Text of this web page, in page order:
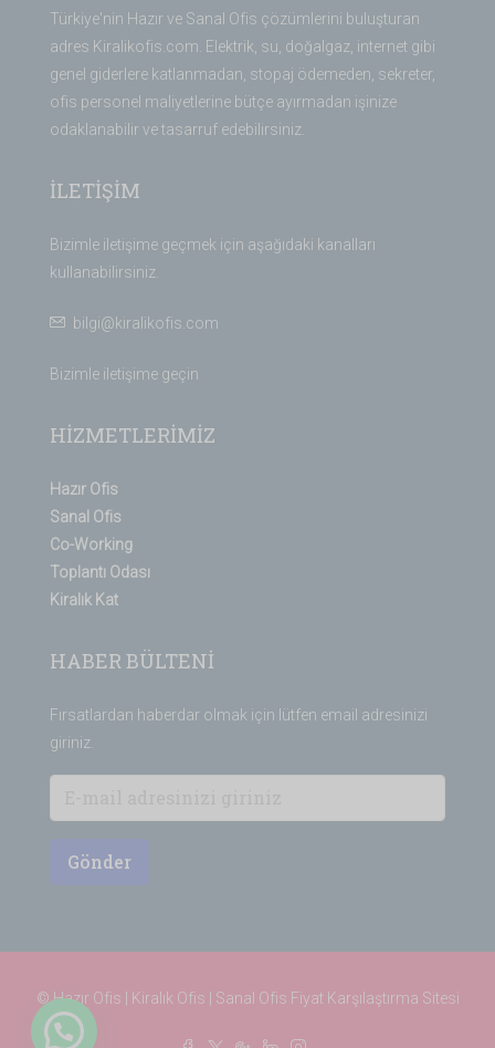
Türkiye'nin Hazır ve Sanal Ofis çözümlerini buluşturan
adres Kiralikofis.com. Elektrik, su, doğalgaz, internet gibi
genel giderlere katlanmadan, stopaj ödemeden, sekreter,
ofis personel maliyetlerine bütçe ayırmadan işinize
odaklanabilir ve tasarruf edebilirsiniz.
İLETİŞİM
Bizimle iletişime geçmek için aşağıdaki kanalları
kullanabilirsiniz.
bilgi@kiralikofis.com
Bizimle iletişime geçin
HİZMETLERİMİZ
Hazır Ofis
Sanal Ofis
Co-Working
Toplantı Odası
Kiralık Kat
HABER BÜLTENİ
Fırsatlardan haberdar olmak için lütfen email adresinizi
giriniz.
Gönder
© Hazır Ofis | Kiralık Ofis | Sanal Ofis Fiyat Karşılaştırma Sitesi